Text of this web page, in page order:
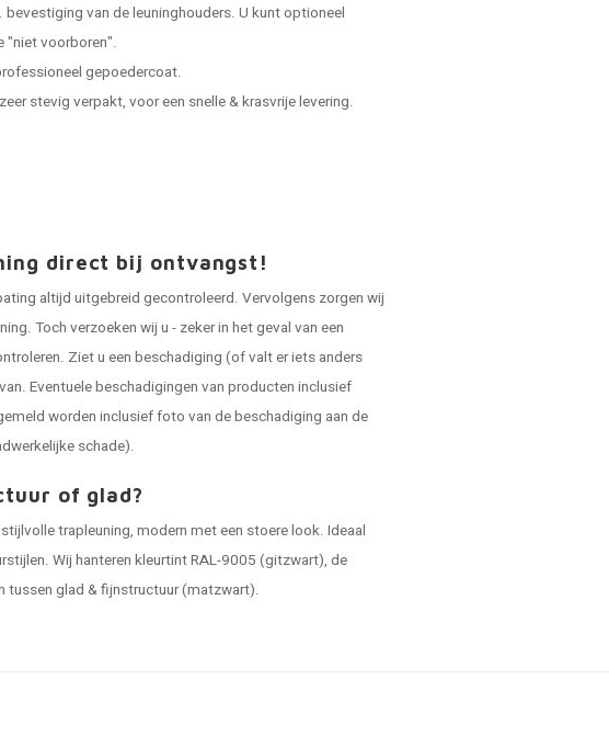
van de leuninghouders. U kunt optioneel
"niet voorboren".
gepoedercoat.
stevig verpakt, voor een snelle & krasvrije levering.
direct bij ontvangst!
altijd uitgebreid gecontroleerd. Vervolgens zorgen wij
Toch verzoeken wij u - zeker in het geval van een
Ziet u een beschadiging (of valt er iets anders
Eventuele beschadigingen van producten inclusief
worden inclusief foto van de beschadiging aan de
schade).
of glad?
trapleuning, modern met een stoere look. Ideaal
Wij hanteren kleurtint RAL-9005 (gitzwart), de
tussen glad & fijnstructuur (matzwart).